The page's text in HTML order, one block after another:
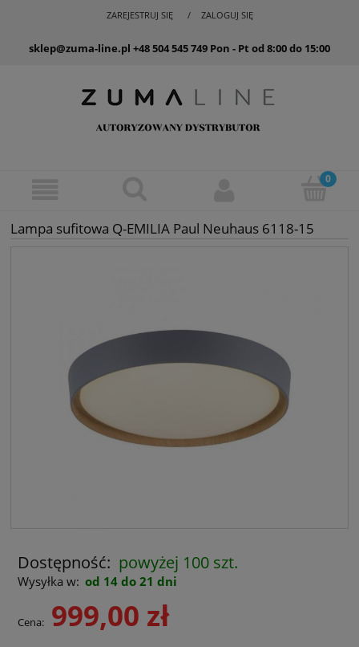
ZAREJESTRUJ SIĘ ZALOGUJ SIĘ
sklep@zuma-line.pl +48 504 545 749 Pon - Pt od 8:00 do 15:00
Lampa sufitowa Q-EMILIA Paul Neuhaus 6118-15
Dostępność: powyżej 100 szt.
Wysyłka w: od 14 do 21 dni
Cena: 999,00 zł